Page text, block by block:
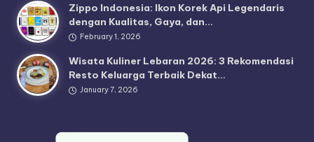
Zippo Indonesia: Ikon Korek Api Legendaris
dengan Kualitas, Gaya, dan…
February 1, 2026
Wisata Kuliner Lebaran 2026: 3 Rekomendasi
Resto Keluarga Terbaik Dekat…
January 7, 2026